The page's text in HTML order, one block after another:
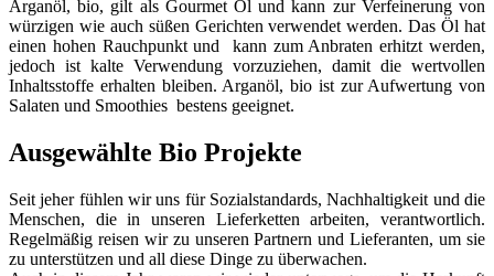
Arganöl, bio, gilt als Gourmet Öl und kann zur Verfeinerung von
würzigen wie auch süßen Gerichten verwendet werden. Das Öl hat
einen hohen Rauchpunkt und kann zum Anbraten erhitzt werden,
jedoch ist kalte Verwendung vorzuziehen, damit die wertvollen
Inhaltsstoffe erhalten bleiben. Arganöl, bio ist zur Aufwertung von
Salaten und Smoothies bestens geeignet.
Ausgewählte Bio Projekte
Seit jeher fühlen wir uns für Sozialstandards, Nachhaltigkeit und die
Menschen, die in unseren Lieferketten arbeiten, verantwortlich.
Regelmäßig reisen wir zu unseren Partnern und Lieferanten, um sie
zu unterstützen und all diese Dinge zu überwachen.